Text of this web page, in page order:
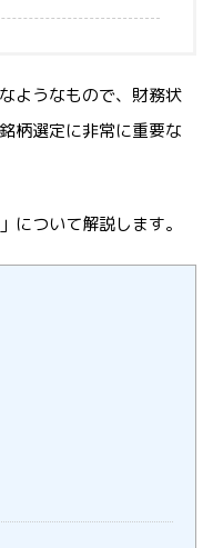
ようなもので、財務状
柄選定に非常に重要な
について解説します。